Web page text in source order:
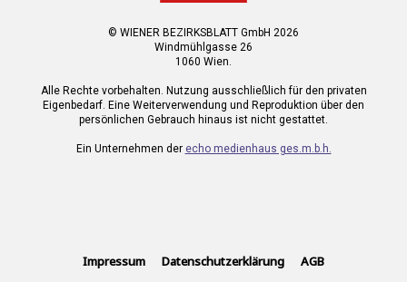
© WIENER BEZIRKSBLATT GmbH 2026
Windmühlgasse 26
1060 Wien.
Alle Rechte vorbehalten. Nutzung ausschließlich für den privaten
Eigenbedarf. Eine Weiterverwendung und Reproduktion über den
persönlichen Gebrauch hinaus ist nicht gestattet.
Ein Unternehmen der echo medienhaus ges.m.b.h.
Impressum Datenschutzerklärung AGB